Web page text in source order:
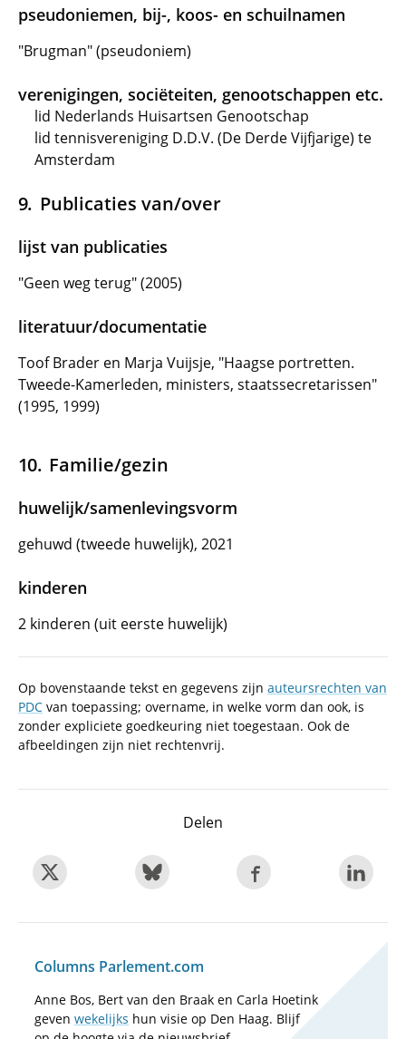
pseudoniemen, bij-, koos- en schuilnamen
"Brugman" (pseudoniem)
verenigingen, sociëteiten, genootschappen etc.
lid Nederlands Huisartsen Genootschap
lid tennisvereniging D.D.V. (De Derde Vijfjarige) te
Amsterdam
Publicaties van/over
lijst van publicaties
"Geen weg terug" (2005)
literatuur/documentatie
Toof Brader en Marja Vuijsje, "Haagse portretten.
Tweede-Kamerleden, ministers, staatssecretarissen"
(1995, 1999)
Familie/gezin
huwelijk/samenlevingsvorm
gehuwd (tweede huwelijk), 2021
kinderen
2 kinderen (uit eerste huwelijk)
Op bovenstaande tekst en gegevens zijn auteursrechten van
PDC van toepassing; overname, in welke vorm dan ook, is
zonder expliciete goedkeuring niet toegestaan. Ook de
afbeeldingen zijn niet rechtenvrij.
Delen
Columns Parlement.com
Anne Bos, Bert van den Braak en Carla Hoetink
geven wekelijks hun visie op Den Haag. Blijf